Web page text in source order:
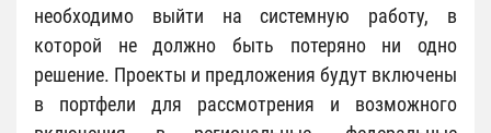
необходимо выйти на системную работу, в
которой не должно быть потеряно ни одно
решение. Проекты и предложения будут включены
в портфели для рассмотрения и возможного